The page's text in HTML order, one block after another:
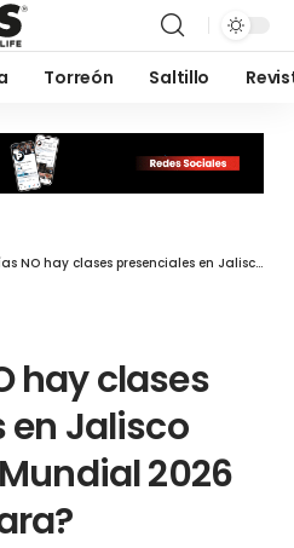
Torreón Saltillo
clases presenciales en Jalisco partidos del Mundial 2026 en Guadalajara?
hay clases
en Jalisco
2026